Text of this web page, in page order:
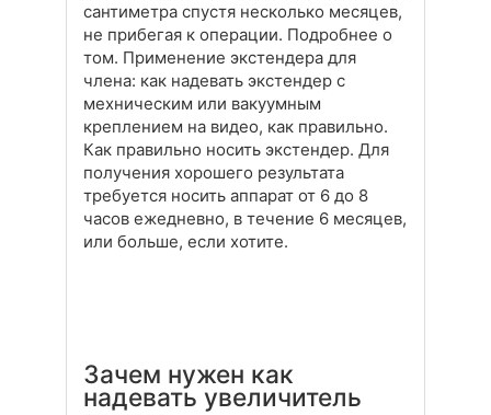
сантиметра спустя несколько месяцев,
не прибегая к операции. Подробнее о
том. Применение экстендера для
члена: как надевать экстендер с
мехническим или вакуумным
креплением на видео, как правильно.
Как правильно носить экстендер. Для
получения хорошего результата
требуется носить аппарат от 6 до 8
часов ежедневно, в течение 6 месяцев,
или больше, если хотите.
Зачем нужен как
надевать увеличитель